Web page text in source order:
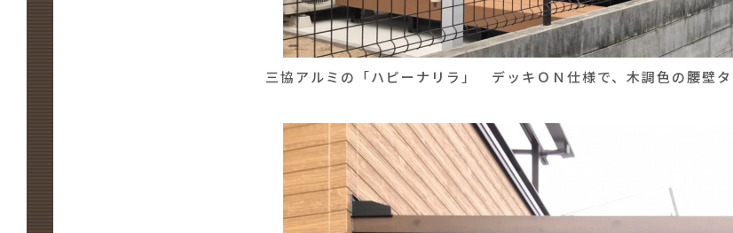
三協アルミの「ハピーナリラ」 デッキＯＮ仕様で、木調色の腰壁